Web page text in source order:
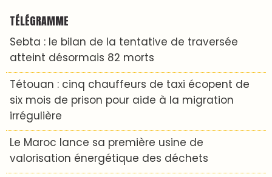
TÉLÉGRAMME
Sebta : le bilan de la tentative de traversée
atteint désormais 82 morts
Tétouan : cinq chauffeurs de taxi écopent de
six mois de prison pour aide à la migration
irrégulière
Le Maroc lance sa première usine de
valorisation énergétique des déchets